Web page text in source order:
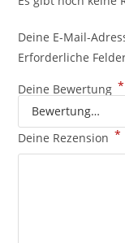
Deine E-Mail-
Erforderliche
Deine Bewertung *
Deine Rezension *